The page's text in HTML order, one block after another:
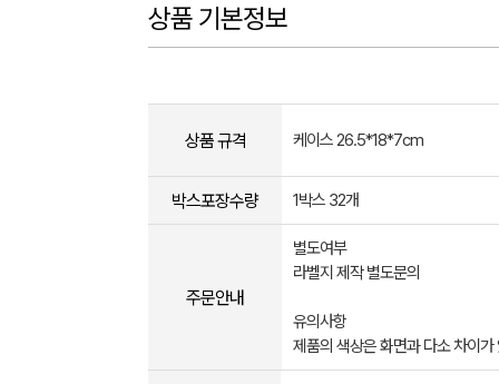
상품 기본정보
상품 규격 케이스 26.5*18*7cm
박스포장수량 1박스 32개
주문안내
별도여부
라벨지 제작 별도문의
유의사항
제품의 색상은 화면과 다소 차이가